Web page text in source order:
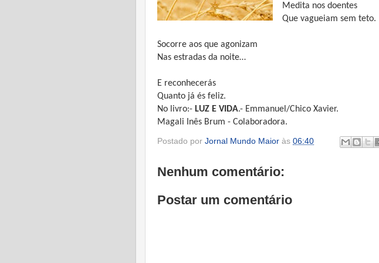
Medita nos doentes
Que vagueiam sem teto.
Socorre aos que agonizam
Nas estradas da noite…
E reconhecerás
Quanto já és feliz.
No livro:- LUZ E VIDA.- Emmanuel/Chico Xavier.
Magali Inês Brum - Colaboradora.
Postado por Jornal Mundo Maior às 06:40
Nenhum comentário:
Postar um comentário